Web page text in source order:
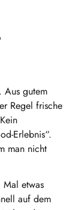
Aus gutem
Regel frische
Erlebnis“.
man nicht
etwas
auf dem